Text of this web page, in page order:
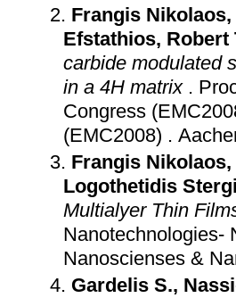
Frangis Nikolaos,
Efstathios, Robert
carbide modulated
in a 4H matrix .
Congress
(EMC2008) .
Frangis Nikolaos,
Logothetidis
Multialyer Thin
Nanotechnologies-
Nanoscienses &
Gardelis S.,